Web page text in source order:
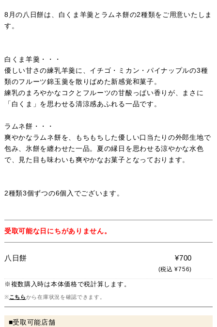
8月の八日餅は、白くま羊羹とラムネ餅の2種類をご用意いたしま
す。
白くま羊羹・・・
優しい甘さの練乳羊羹に、イチゴ・ミカン・パイナップルの3種
類のフルーツ錦玉羹を散りばめた新感覚和菓子。
練乳のまろやかなコクとフルーツの甘酸っぱい香りが、まさに
「白くま」を思わせる清涼感あふれる一品です。
ラムネ餅・・・
爽やかなラムネ餅を、もちもちした優しい口当たりの外郎生地で
包み、氷餅を纏わせた一品。夏の縁日を思わせる涼やかな水色
で、見た目も味わいも爽やかなお菓子となっております。
2種類3個ずつの6個入でございます。
受取可能な日にちがありません。
八日餅 ¥700
(税込 ¥756)
※複数購入時は本体価格で税計算します。
※こちらから在庫状況を確認できます。
■受取可能店舗